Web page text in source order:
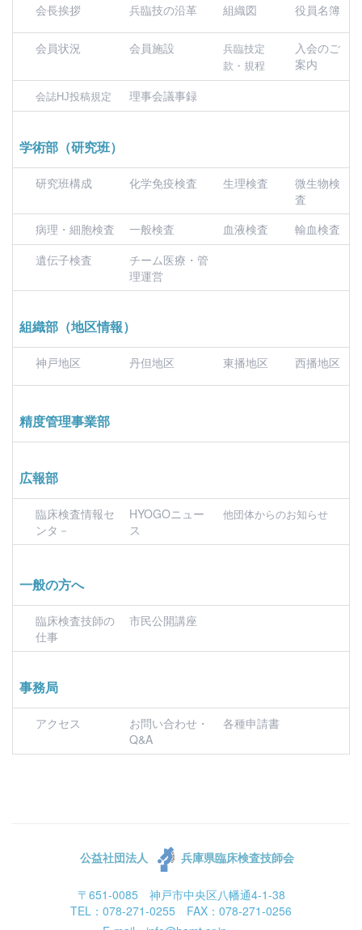
会長挨拶 兵臨技の沿革 組織図 役員名簿
会員状況 会員施設
兵臨技定
款・規程
入会のご
案内
会誌HJ投稿規定 理事会議事録
学術部（研究班）
研究班構成 化学免疫検査 生理検査
微生物検
査
病理・細胞検査
一般検査 血液検査
輸血検査
遺伝子検査
チーム医療・管
理運営
組織部（地区情報）
神戸地区 丹但地区 東播地区 西播地区
精度管理事業部
広報部
臨床検査情報セ
ンタ－
HYOGOニュー
ス
他団体からのお知らせ
一般の方へ
臨床検査技師の
仕事
市民公開講座
事務局
アクセス
お問い合わせ・
Q&A
各種申請書
公益社団法人 兵庫県臨床検査技師会
〒651-0085 神戸市中央区八幡通4-1-38
TEL：078-271-0255 FAX：078-271-0256